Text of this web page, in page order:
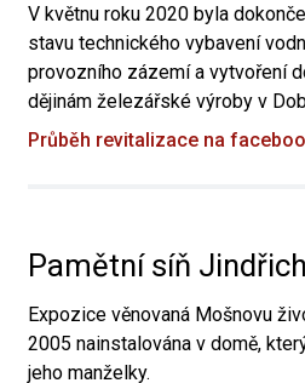
V květnu roku 2020 byla
stavu technického vybavení
provozního zázemí a vytvoření
dějinám železářské výroby v
Průběh revitalizace na
Pamětní síň
Expozice věnovaná Mošnovu
2005 nainstalována v domě,
jeho manželky.